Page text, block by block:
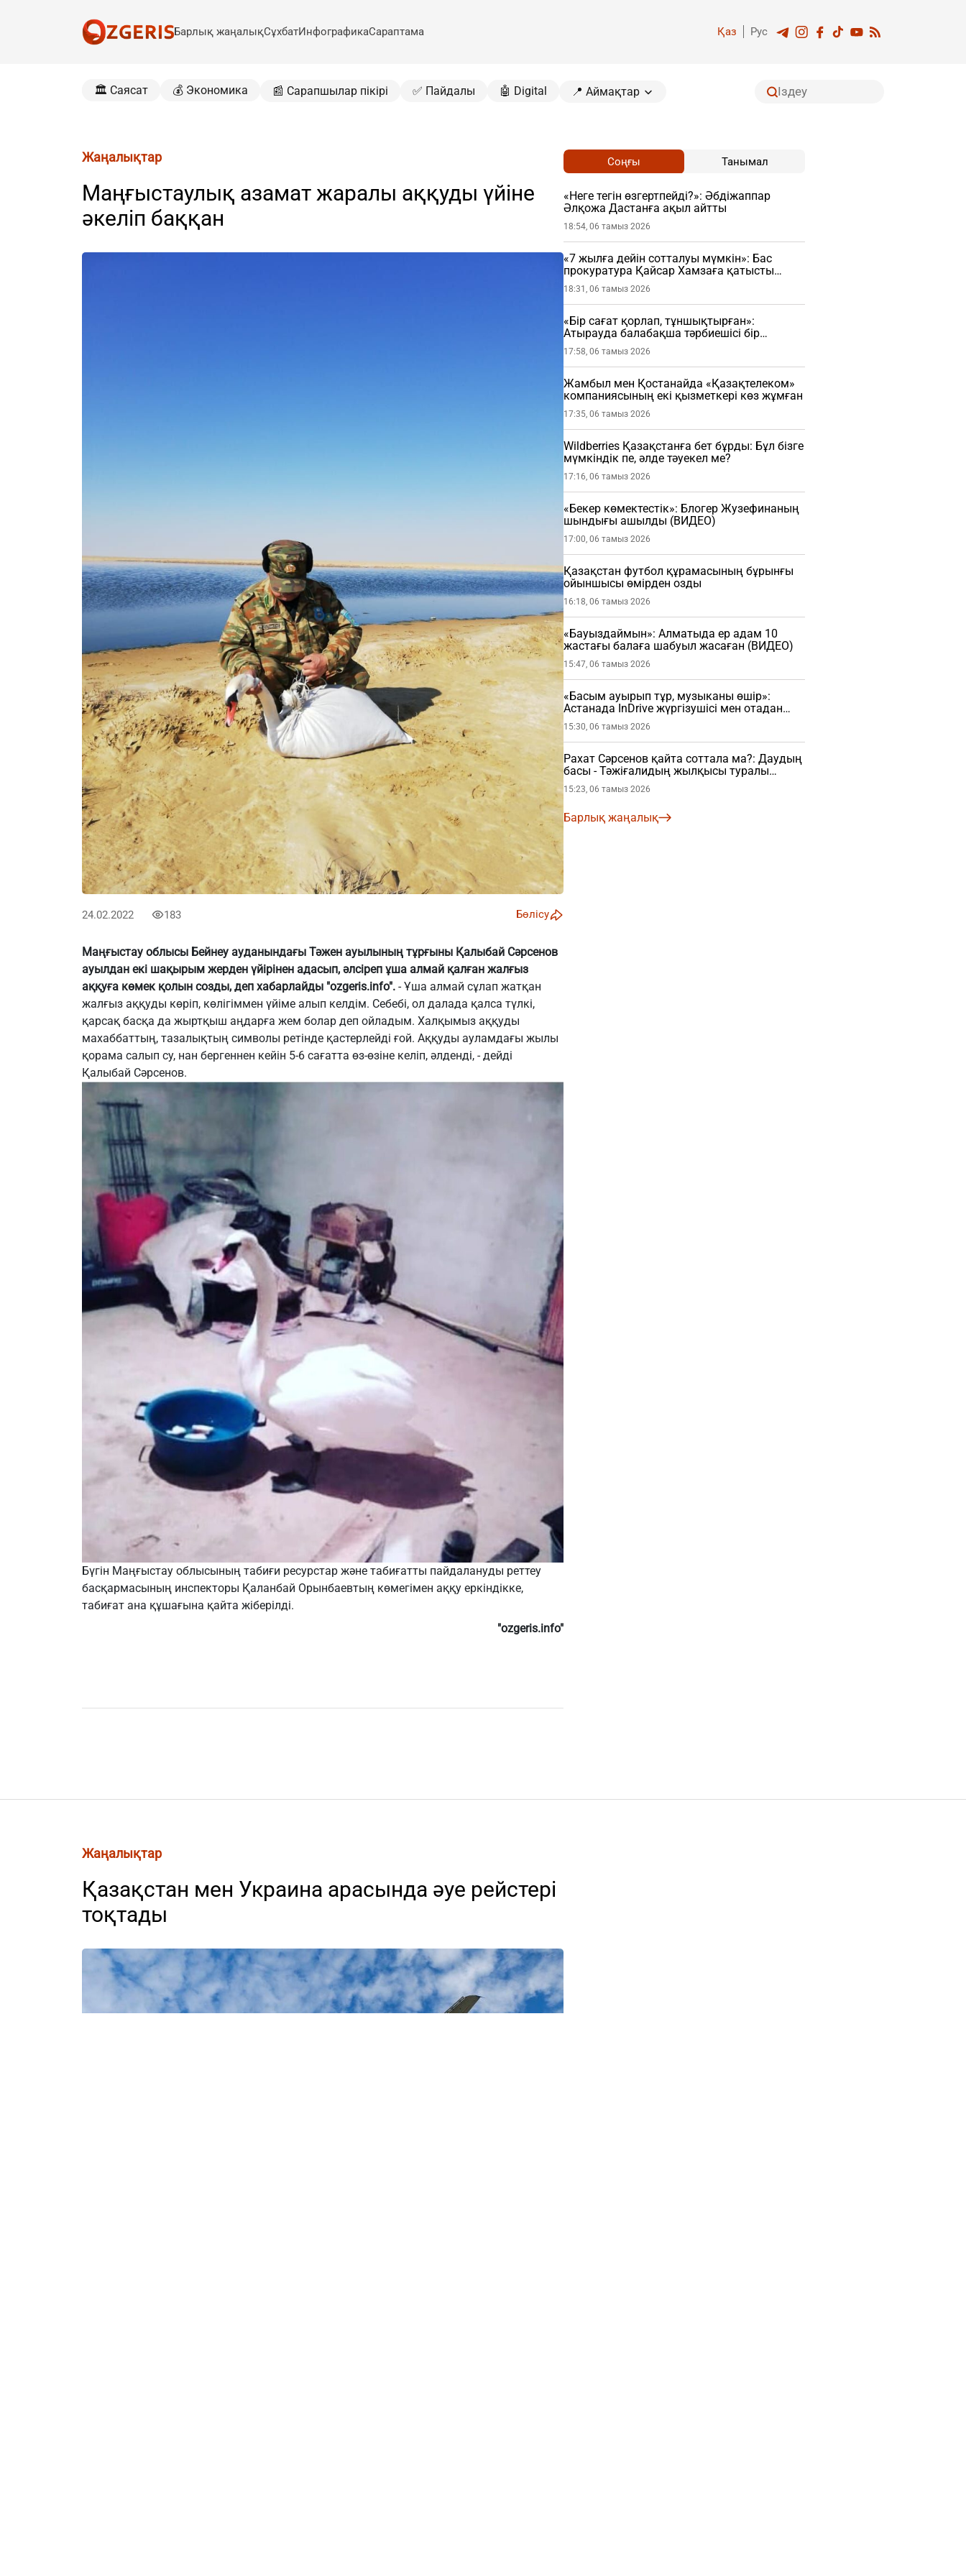
Барлық жаңалықСұхбатИнфографикаСараптама Қаз Рус
🏛️ Саясат 💰 Экономика 📰 Сарапшылар пікірі ✅ Пайдалы 🤖 Digital 📍 Аймақтар
Жаңалықтар
Маңғыстаулық азамат жаралы аққуды үйіне
әкеліп баққан
24.02.2022 183 Бөлісу
Маңғыстау облысы Бейнеу ауданындағы Тәжен ауылының тұрғыны Қалыбай Сәрсенов
ауылдан екі шақырым жерден үйірінен адасып, әлсіреп ұша алмай қалған жалғыз
аққуға көмек қолын созды, деп хабарлайды "ozgeris.info". - Ұша алмай сұлап жатқан
жалғыз аққуды көріп, көлігіммен үйіме алып келдім. Себебі, ол далада қалса түлкі,
қарсақ басқа да жыртқыш аңдарға жем болар деп ойладым. Халқымыз аққуды
махаббаттың, тазалықтың символы ретінде қастерлейді ғой. Аққуды ауламдағы жылы
қорама салып су, нан бергеннен кейін 5-6 сағатта өз-өзіне келіп, әлденді, - дейді
Қалыбай Сәрсенов.
Бүгін Маңғыстау облысының табиғи ресурстар және табиғатты пайдалануды реттеу
басқармасының инспекторы Қаланбай Орынбаевтың көмегімен аққу еркіндікке,
табиғат ана құшағына қайта жіберілді.
"ozgeris.info"
Соңғы Танымал
«Неге тегін өзгертпейді?»: Әбдіжаппар
Әлқожа Дастанға ақыл айтты
18:54, 06 тамыз 2026
«7 жылға дейін сотталуы мүмкін»: Бас
прокуратура Қайсар Хамзаға қатысты
мәлімдеме жасады
18:31, 06 тамыз 2026
«Бір сағат қорлап, тұншықтырған»:
Атырауда балабақша тәрбиешісі бір
жастағы баланы ұрған (ВИДЕО)
17:58, 06 тамыз 2026
Жамбыл мен Қостанайда «Қазақтелеком»
компаниясының екі қызметкері көз жұмған
17:35, 06 тамыз 2026
Wildberries Қазақстанға бет бұрды: Бұл бізге
мүмкіндік пе, әлде тәуекел ме?
17:16, 06 тамыз 2026
«Бекер көмектестік»: Блогер Жузефинаның
шындығы ашылды (ВИДЕО)
17:00, 06 тамыз 2026
Қазақстан футбол құрамасының бұрынғы
ойыншысы өмірден озды
16:18, 06 тамыз 2026
«Бауыздаймын»: Алматыда ер адам 10
жастағы балаға шабуыл жасаған (ВИДЕО)
15:47, 06 тамыз 2026
«Басым ауырып тұр, музыканы өшір»:
Астанада InDrive жүргізушісі мен отадан
шыққан жолаушы арасында дау туды
(ВИДЕО)
15:30, 06 тамыз 2026
Рахат Сәрсенов қайта соттала ма?: Даудың
басы - Тәжіғалидың жылқысы туралы
толығырақ
15:23, 06 тамыз 2026
Барлық жаңалық
Жаңалықтар
Қазақстан мен Украина арасында әуе рейстері
тоқтады